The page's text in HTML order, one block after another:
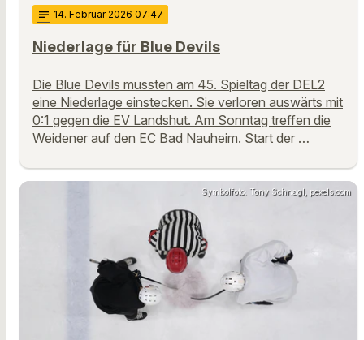
notes 14. Februar 2026 07:47
Niederlage für Blue Devils
Die Blue Devils mussten am 45. Spieltag der DEL2
eine Niederlage einstecken. Sie verloren auswärts mit
0:1 gegen die EV Landshut. Am Sonntag treffen die
Weidener auf den EC Bad Nauheim. Start der …
Symbolfoto: Tony Schnagl, pexels.com